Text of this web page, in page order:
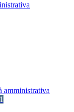
amministrativa
1